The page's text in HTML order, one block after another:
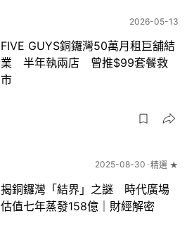
2026-05-13
FIVE GUYS銅鑼灣50萬月租巨舖結
業 半年執兩店 曾推$99套餐救
市
2025-08-30 精選 ★
揭銅鑼灣「結界」之謎 時代廣場
估值七年蒸發158億｜財經解密